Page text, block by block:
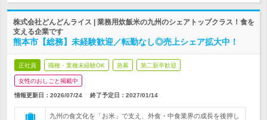
株式会社どんどんライス | 業務用炊飯米の九州のシェアトップクラス！食を
支える企業です
熊本市【総務】未経験歓迎／転勤なし◎売上シェア拡大中！
正社員 職種・業種未経験OK 急募 第二新卒歓迎
女性のおしごと掲載中
情報更新日：2026/07/24 終了予定日： 2027/01/14
九州の食文化を「お米」で支え、外食・中食業界の成長を後押し